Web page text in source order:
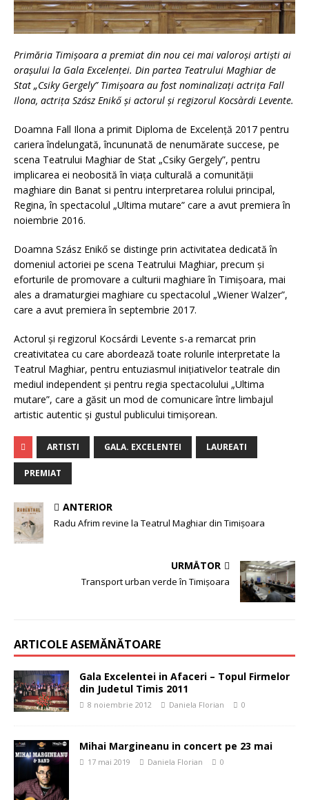
Primăria Timișoara a premiat din nou cei mai valoroși artiști ai
orașului la Gala Excelenței. Din partea Teatrului Maghiar de
Stat „Csiky Gergely” Timișoara au fost nominalizați actrița Fall
Ilona, actrița Szász Enikő și actorul și regizorul Kocsàrdi Levente.
Doamna Fall Ilona a primit Diploma de Excelență 2017 pentru
cariera îndelungată, încununată de nenumărate succese, pe
scena Teatrului Maghiar de Stat „Csiky Gergely”, pentru
implicarea ei neobosită în viața culturală a comunității
maghiare din Banat si pentru interpretarea rolului principal,
Regina, în spectacolul „Ultima mutare” care a avut premiera în
noiembrie 2016.
Doamna Szász Enikő se distinge prin activitatea dedicată în
domeniul actoriei pe scena Teatrului Maghiar, precum și
eforturile de promovare a culturii maghiare în Timișoara, mai
ales a dramaturgiei maghiare cu spectacolul „Wiener Walzer”,
care a avut premiera în septembrie 2017.
Actorul și regizorul Kocsárdi Levente s-a remarcat prin
creativitatea cu care abordează toate rolurile interpretate la
Teatrul Maghiar, pentru entuziasmul inițiativelor teatrale din
mediul independent și pentru regia spectacolului „Ultima
mutare”, care a găsit un mod de comunicare între limbajul
artistic autentic și gustul publicului timișorean.
ARTISTI GALA. EXCELENTEI LAUREATI
PREMIAT
ANTERIOR
Radu Afrim revine la Teatrul Maghiar din Timișoara
URMĂTOR
Transport urban verde în Timișoara
ARTICOLE ASEMĂNĂTOARE
Gala Excelentei in Afaceri – Topul Firmelor
din Judetul Timis 2011
8 noiembrie 2012 Daniela Florian 0
Mihai Margineanu in concert pe 23 mai
17 mai 2019 Daniela Florian 0